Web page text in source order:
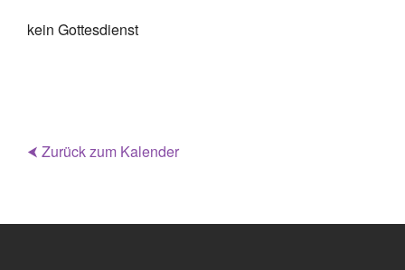
kein Gottesdienst
⮜ Zurück zum Kalender